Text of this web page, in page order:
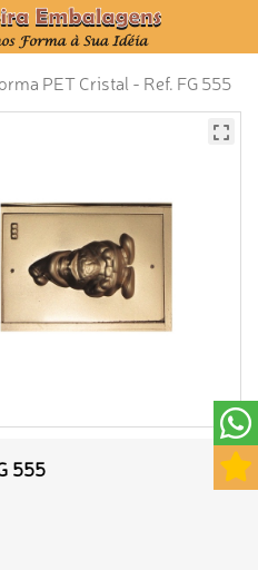
PET Cristal - Ref. FG 555
555